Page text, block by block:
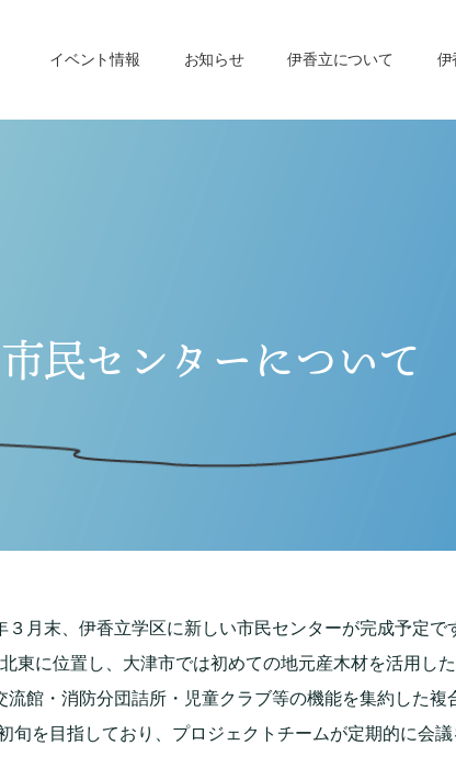
イベント情報 お知らせ 伊香立について 伊
市民センターについて
３月末、伊香立学区に新しい市民センターが完成予定で
東に位置し、大津市では初めての地元産木材を活用し
館・消防分団詰所・児童クラブ等の機能を集約した
旬を目指しており、プロジェクトチームが定期的に会